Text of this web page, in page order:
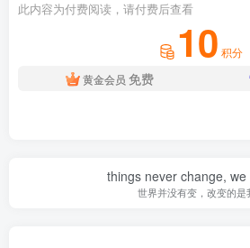
此内容为付费阅读，请付费后查看
10 积分
黄金会员 免费
things never change, we
世界并没有变，改变的是